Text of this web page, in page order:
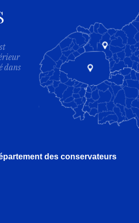
dans
des conservateurs